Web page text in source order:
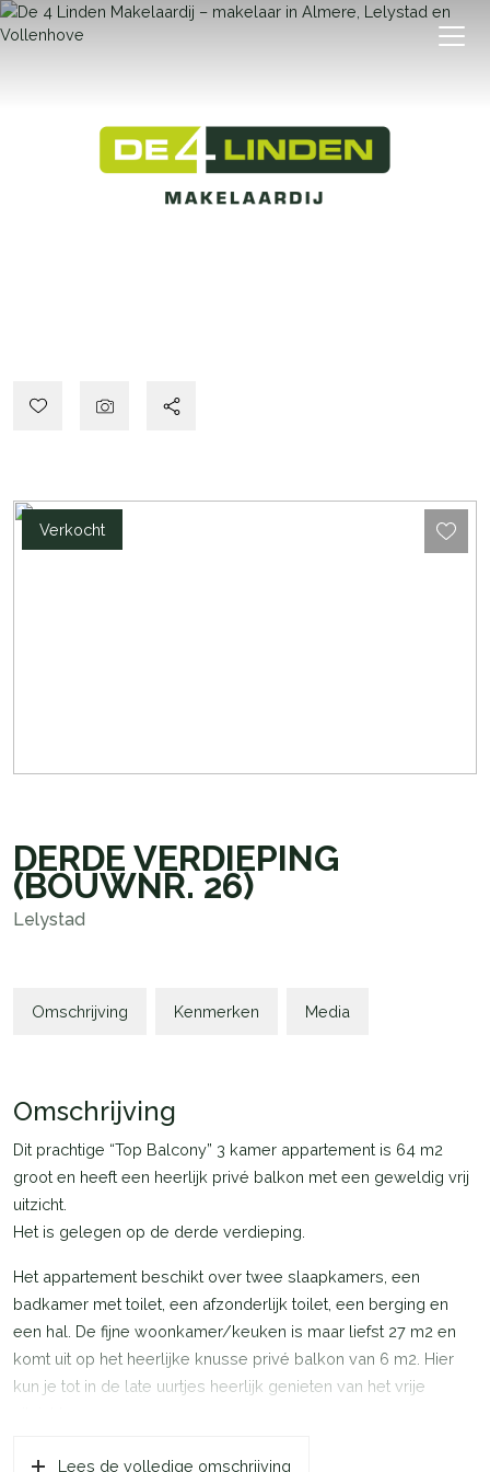
Verkocht
DERDE VERDIEPING
(BOUWNR. 26)
Lelystad
Omschrijving Kenmerken Media
Omschrijving
Dit prachtige “Top Balcony” 3 kamer appartement is 64 m2
groot en heeft een heerlijk privé balkon met een geweldig vrij
uitzicht.
Het is gelegen op de derde verdieping.
Het appartement beschikt over twee slaapkamers, een
badkamer met toilet, een afzonderlijk toilet, een berging en
een hal. De fijne woonkamer/keuken is maar liefst 27 m2 en
komt uit op het heerlijke knusse privé balkon van 6 m2. Hier
kun je tot in de late uurtjes heerlijk genieten van het vrije
van een schuifpui.
Lees de volledige omschrijving